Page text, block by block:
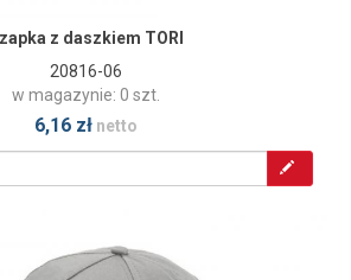
z daszkiem TORI
20816-06
w magazynie: 0 szt.
6,16 złnetto